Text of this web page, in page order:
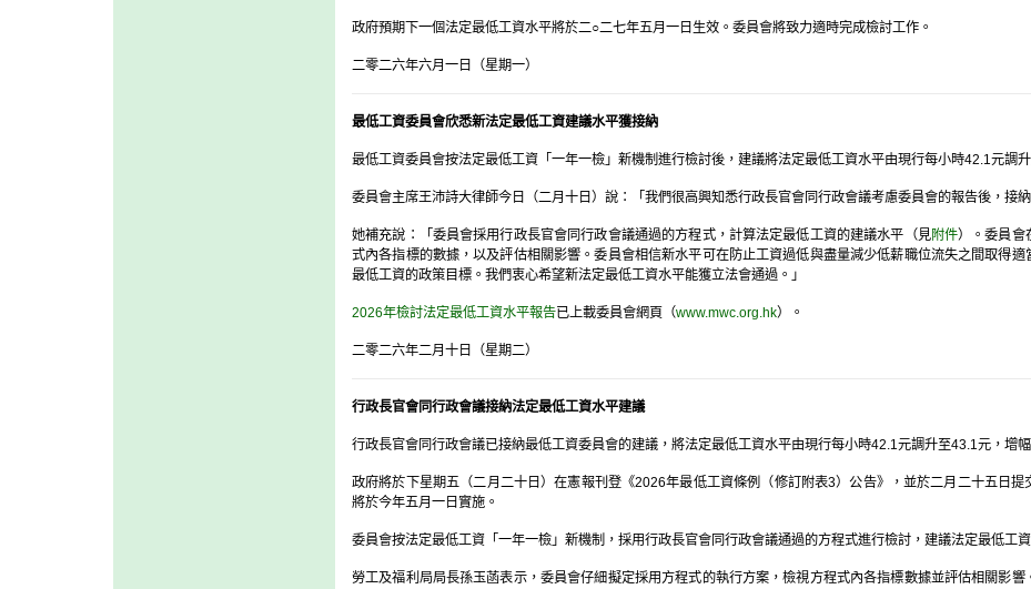
政府預期下一個法定最低工資水平將於二○二七年五月一日生效。委員會將致力適時完成檢討工作。
二零二六年六月一日（星期一）
最低工資委員會欣悉新法定最低工資建議水平獲接納
最低工資委員會按法定最低工資「一年一檢」新機制進行檢討後，建議將法定最低工資水平由現行每小時42.1元調
委員會主席王沛詩大律師今日（二月十日）說：「我們很高興知悉行政長官會同行政會議考慮委員會的報告後，接
她補充說：「委員會採用行政長官會同行政會議通過的方程式，計算法定最低工資的建議水平（見附件）。委員會
式內各指標的數據，以及評估相關影響。委員會相信新水平可在防止工資過低與盡量減少低薪職位流失之間取得
最低工資的政策目標。我們衷心希望新法定最低工資水平能獲立法會通過。」
2026年檢討法定最低工資水平報告已上載委員會網頁（www.mwc.org.hk）。
二零二六年二月十日（星期二）
行政長官會同行政會議接納法定最低工資水平建議
行政長官會同行政會議已接納最低工資委員會的建議，將法定最低工資水平由現行每小時42.1元調升至43.1元，增
政府將於下星期五（二月二十日）在憲報刊登《2026年最低工資條例（修訂附表3）公告》，並於二月二十五日
將於今年五月一日實施。
委員會按法定最低工資「一年一檢」新機制，採用行政長官會同行政會議通過的方程式進行檢討，建議法定最低工
勞工及福利局局長孫玉菡表示，委員會仔細擬定採用方程式的執行方案，檢視方程式內各指標數據並評估相關影